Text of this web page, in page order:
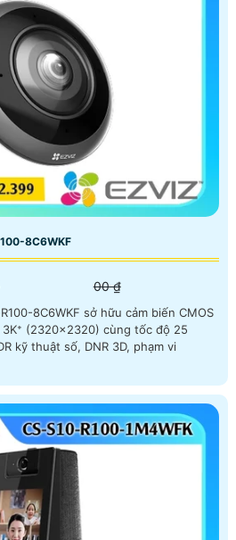
8C6WKF
00 ₫
8C6WKF sở hữu cảm biến CMOS
(2320×2320) cùng tốc độ 25